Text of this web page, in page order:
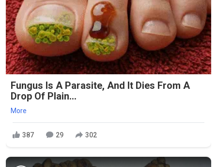
Fungus Is A Parasite, And It Dies From A
Drop Of Plain...
More
387 29 302